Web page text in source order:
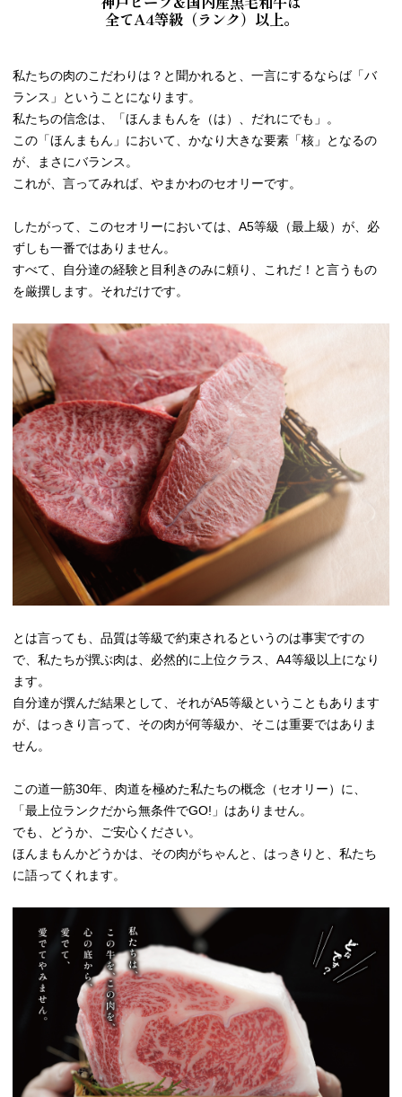
全てA4等級（ランク）以上。
私たちの肉のこだわりは？と聞かれると、一言にするならば「バ
ランス」ということになります。
私たちの信念は、「ほんまもんを（は）、だれにでも」。
この「ほんまもん」において、かなり大きな要素「核」となるの
が、まさにバランス。
これが、言ってみれば、やまかわのセオリーです。
したがって、このセオリーにおいては、A5等級（最上級）が、必
ずしも一番ではありません。
すべて、自分達の経験と目利きのみに頼り、これだ！と言うもの
を厳撰します。それだけです。
とは言っても、品質は等級で約束されるというのは事実ですの
で、私たちが撰ぶ肉は、必然的に上位クラス、A4等級以上になり
ます。
自分達が撰んだ結果として、それがA5等級ということもあります
が、はっきり言って、その肉が何等級か、そこは重要ではありま
せん。
この道一筋30年、肉道を極めた私たちの概念（セオリー）に、
「最上位ランクだから無条件でGO!」はありません。
でも、どうか、ご安心ください。
ほんまもんかどうかは、その肉がちゃんと、はっきりと、私たち
に語ってくれます。